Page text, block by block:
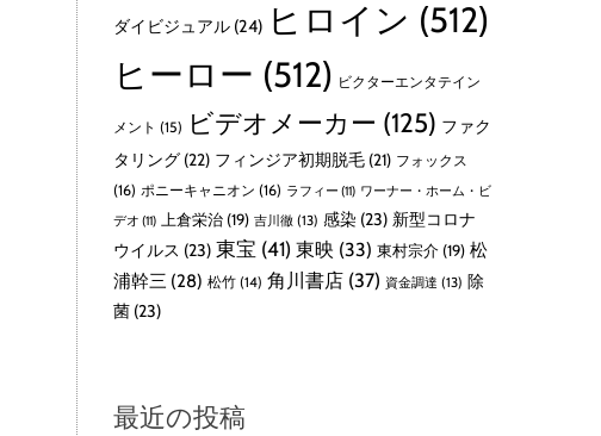
ダイビジュアル (24) ヒロイン (512)
ヒーロー (512) ビクターエンタテイン
メント (15) ビデオメーカー (125) ファク
タリング (22) フィンジア初期脱毛 (21) フォックス
(16) ポニーキャニオン (16) ラフィー (11) ワーナー・ホーム・ビ
デオ (11) 上倉栄治 (19) 吉川徹 (13) 感染 (23) 新型コロナ
ウイルス (23) 東宝 (41) 東映 (33) 東村宗介 (19) 松
浦幹三 (28) 松竹 (14) 角川書店 (37) 資金調達 (13) 除
菌 (23)
最近の投稿